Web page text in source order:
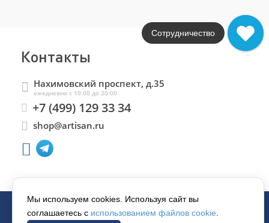
Контакты
Нахимовский проспект, д.35
ежедневно с 10:00 до 20:00
+7 (499) 129 33 34
shop@artisan.ru
Мы используем cookies. Используя сайт вы
соглашаетесь с использованием файлов cookie
Сотрудничество